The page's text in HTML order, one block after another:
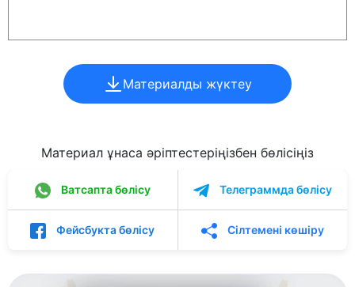
Материалды жүктеу
Материал ұнаса әріптестеріңізбен бөлісіңіз
Ватсапта бөлісу Телеграммда бөлісу
Фейсбукта бөлісу Сілтемені көшіру